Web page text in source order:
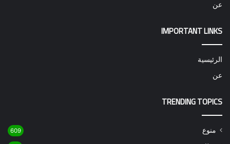
عن
IMPORTANT LINKS
الرئيسية
عن
TRENDING TOPICS
منوع 609